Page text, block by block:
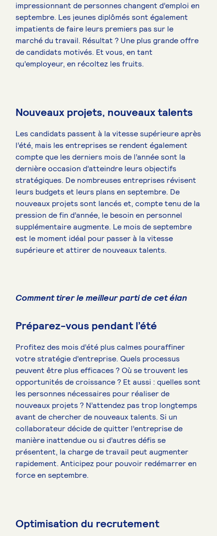
impressionnant de personnes changent d’emploi en
septembre. Les jeunes diplômés sont également
impatients de faire leurs premiers pas sur le
marché du travail. Résultat ? Une plus grande offre
de candidats motivés. Et vous, en tant
qu’employeur, en récoltez les fruits.
Nouveaux projets, nouveaux talents
Les candidats passent à la vitesse supérieure après
l’été, mais les entreprises se rendent également
compte que les derniers mois de l’année sont la
dernière occasion d’atteindre leurs objectifs
stratégiques. De nombreuses entreprises révisent
leurs budgets et leurs plans en septembre. De
nouveaux projets sont lancés et, compte tenu de la
pression de fin d’année, le besoin en personnel
supplémentaire augmente. Le mois de septembre
est le moment idéal pour passer à la vitesse
supérieure et attirer de nouveaux talents.
Comment tirer le meilleur parti de cet élan
Préparez-vous pendant l’été
Profitez des mois d’été plus calmes pouraffiner
votre stratégie d’entreprise. Quels processus
peuvent être plus efficaces ? Où se trouvent les
opportunités de croissance ? Et aussi : quelles sont
les personnes nécessaires pour réaliser de
nouveaux projets ? N’attendez pas trop longtemps
avant de chercher de nouveaux talents. Si un
collaborateur décide de quitter l’entreprise de
manière inattendue ou si d’autres défis se
présentent, la charge de travail peut augmenter
rapidement. Anticipez pour pouvoir redémarrer en
force en septembre.
Optimisation du recrutement